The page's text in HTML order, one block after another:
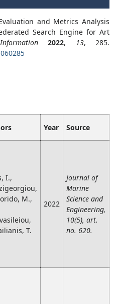
and Metrics Analysis
Search Engine for Art
Information 2022, 13, 285.
Year Source
I.,
M.,
T.
2022
Journal of
Marine
Science and
Engineering,
10(5), art.
no. 620.